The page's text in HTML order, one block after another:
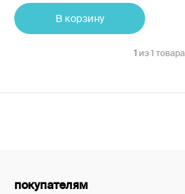
В корзину
1 из 1 товара
покупателям